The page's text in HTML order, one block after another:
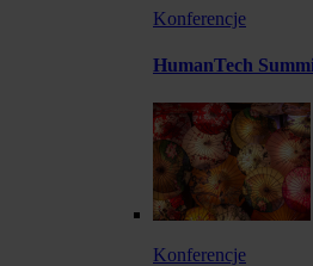
Konferencje
HumanTech
Konferencje